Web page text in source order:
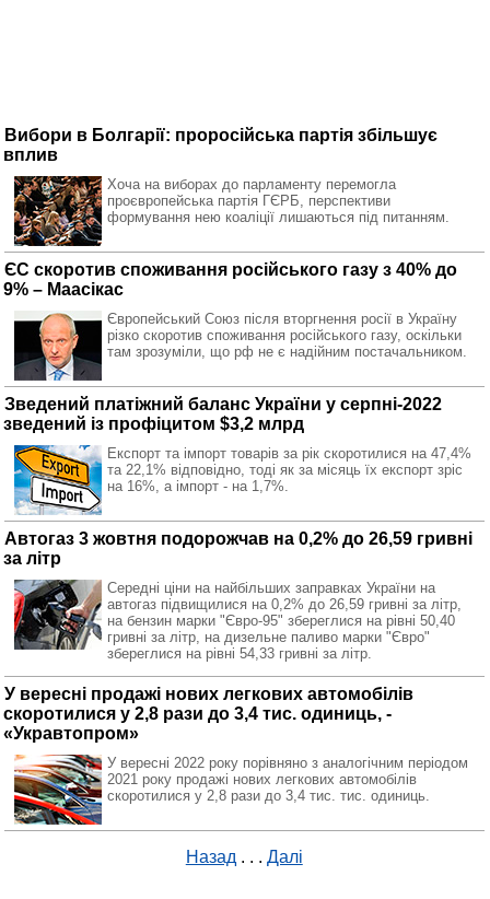
Вибори в Болгарії: проросійська партія збільшує
вплив
Хоча на виборах до парламенту перемогла
проєвропейська партія ГЄРБ, перспективи
формування нею коаліції лишаються під питанням.
ЄС скоротив споживання російського газу з 40% до
9% – Маасікас
Європейський Союз після вторгнення росії в Україну
різко скоротив споживання російського газу, оскільки
там зрозуміли, що рф не є надійним постачальником.
Зведений платіжний баланс України у серпні-2022
зведений із профіцитом $3,2 млрд
Експорт та імпорт товарів за рік скоротилися на 47,4%
та 22,1% відповідно, тоді як за місяць їх експорт зріс
на 16%, а імпорт - на 1,7%.
Автогаз 3 жовтня подорожчав на 0,2% до 26,59 гривні
за літр
Середні ціни на найбільших заправках України на
автогаз підвищилися на 0,2% до 26,59 гривні за літр,
на бензин марки "Євро-95" збереглися на рівні 50,40
гривні за літр, на дизельне паливо марки "Євро"
збереглися на рівні 54,33 гривні за літр.
У вересні продажі нових легкових автомобілів
скоротилися у 2,8 рази до 3,4 тис. одиниць, -
«Укравтопром»
У вересні 2022 року порівняно з аналогічним періодом
2021 року продажі нових легкових автомобілів
скоротилися у 2,8 рази до 3,4 тис. тис. одиниць.
Назад . . . Далі